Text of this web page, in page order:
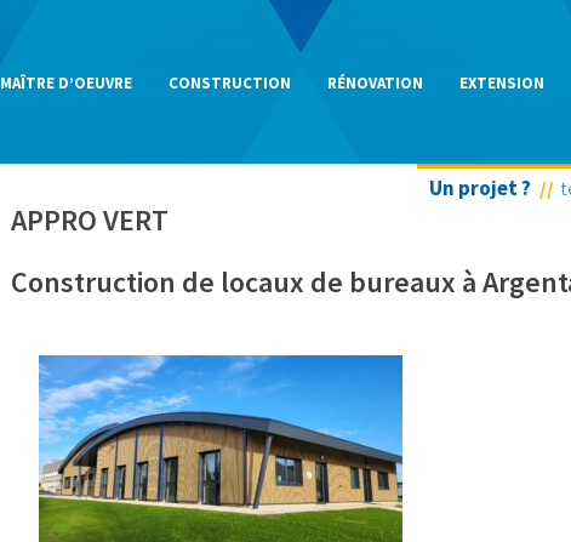
MAÎTRE D’OEUVRE CONSTRUCTION RÉNOVATION EXTENSION
Un projet ?
APPRO VERT
Construction de locaux de bureaux à